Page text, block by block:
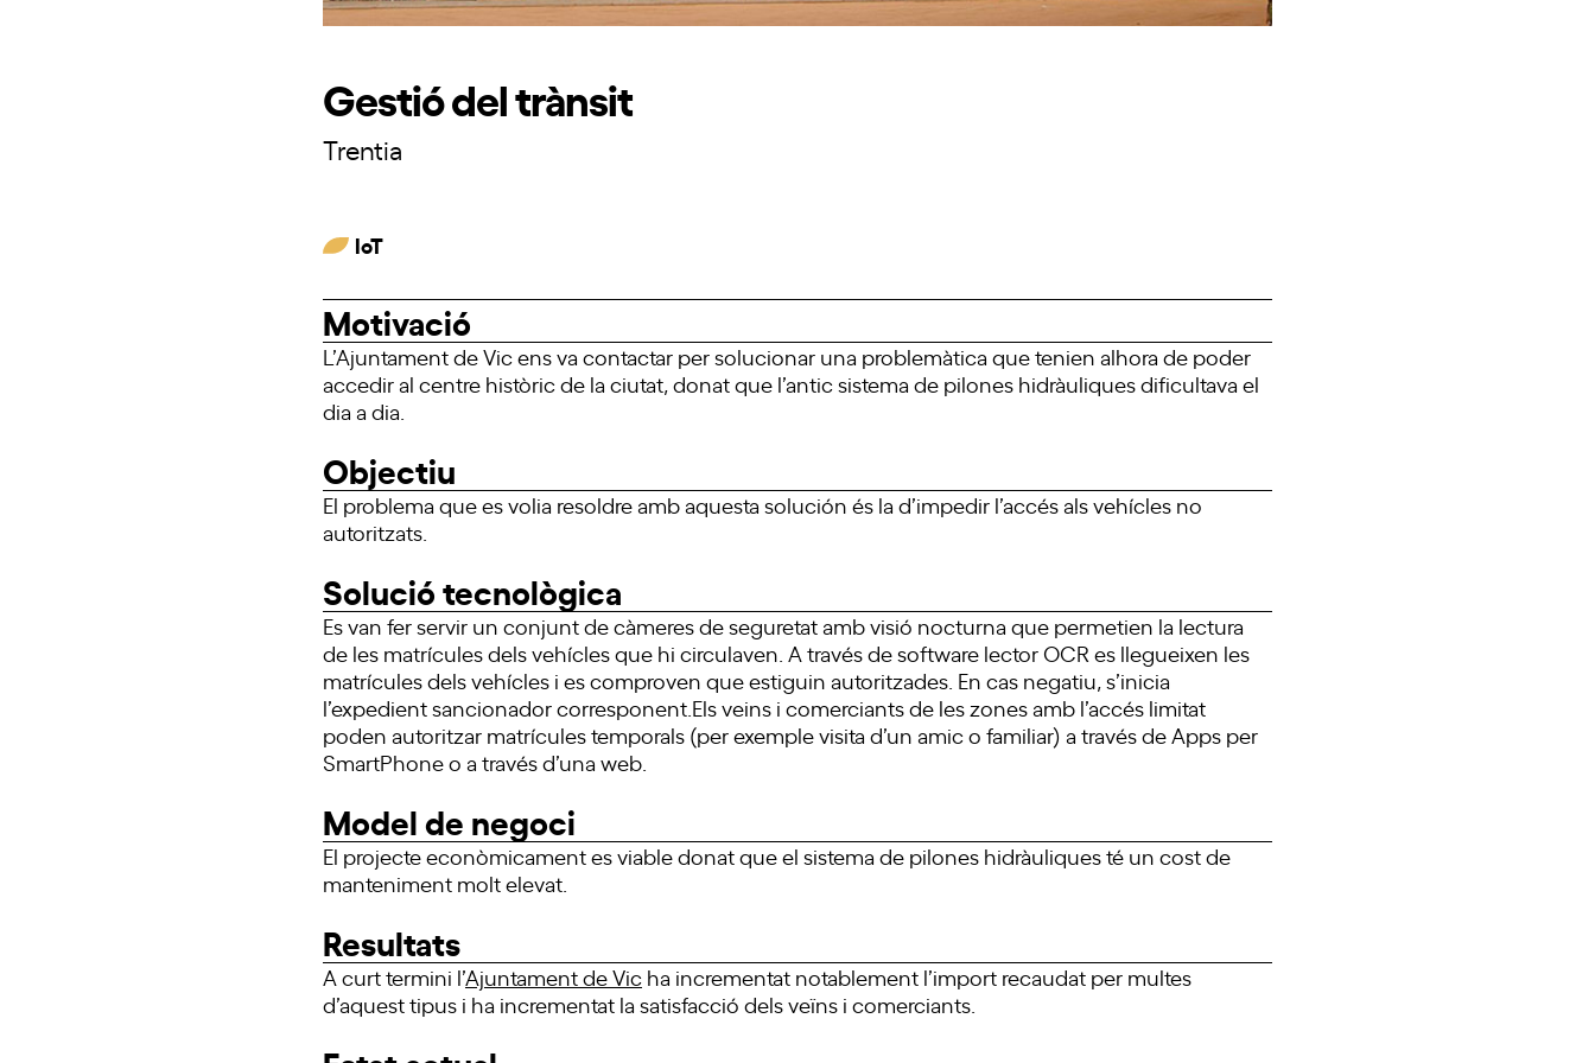
Gestió del trànsit
Trentia
IoT
Motivació
L’Ajuntament de Vic ens va contactar per solucionar una problemàtica que tenien alhora de poder
accedir al centre històric de la ciutat, donat que l’antic sistema de pilones hidràuliques dificultava el
dia a dia.
Objectiu
El problema que es volia resoldre amb aquesta solución és la d’impedir l’accés als vehícles no
autoritzats.
Solució tecnològica
Es van fer servir un conjunt de càmeres de seguretat amb visió nocturna que permetien la lectura
de les matrícules dels vehícles que hi circulaven. A través de software lector OCR es llegueixen les
matrícules dels vehícles i es comproven que estiguin autoritzades. En cas negatiu, s’inicia
l’expedient sancionador corresponent.Els veins i comerciants de les zones amb l’accés limitat
poden autoritzar matrícules temporals (per exemple visita d’un amic o familiar) a través de Apps per
SmartPhone o a través d’una web.
Model de negoci
El projecte econòmicament es viable donat que el sistema de pilones hidràuliques té un cost de
manteniment molt elevat.
Resultats
A curt termini l’Ajuntament de Vic ha incrementat notablement l’import recaudat per multes
d’aquest tipus i ha incrementat la satisfacció dels veïns i comerciants.